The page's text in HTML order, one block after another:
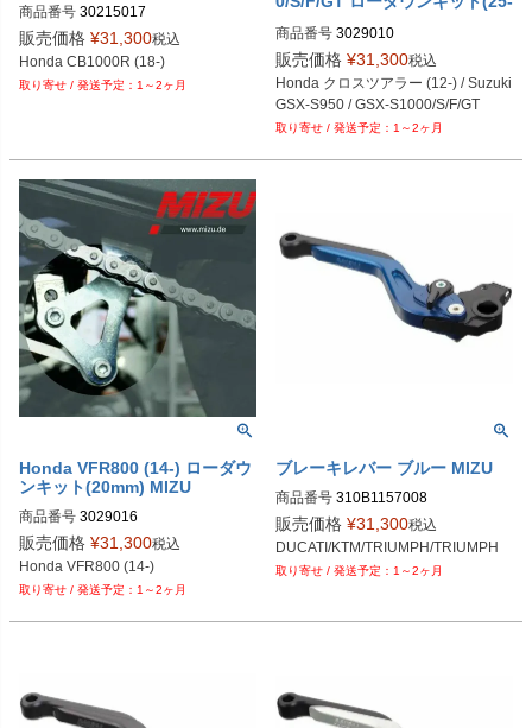
商品番号 30215017
販売価格 ¥31,300税込
Honda CB1000R (18-)
1～2ヶ月
商品番号 3029010
販売価格 ¥31,300税込
Honda クロスツアラー (12-) / Suzuki
1～2ヶ月
Honda VFR800 (14-) ローダウ
ンキット(20mm) MIZU
商品番号 3029016
販売価格 ¥31,300税込
Honda VFR800 (14-)
1～2ヶ月
ブレーキレバー ブルー MIZU
商品番号 310B1157008
販売価格 ¥31,300税込
DUCATI/KTM/TRIUMPH/TRIUMPH
1～2ヶ月